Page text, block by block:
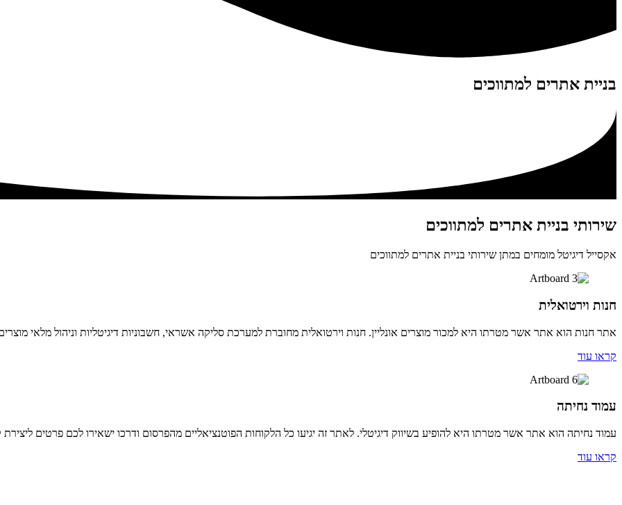
בניית אתרים למתווכים
שירותי בניית אתרים למתווכים
אקסייל דיגיטל מומחים במתן שירותי בניית אתרים למתווכים
חנות וירטואלית
אתר חנות הוא אתר אשר מטרתו היא למכור מוצרים אונליין. חנות וירטואלית מחוברת למערכת סליקה אשראי, חשבוניות דיגיטליות וניהול מלאי
קראו עוד
עמוד נחיתה
עמוד נחיתה הוא אתר אשר מטרתו היא להופיע בשיווק דיגיטלי. לאתר זה יגיעו כל הלקוחות הפוטנציאליים מהפרסום ודרכו ישאירו לכם פרטים
קראו עוד